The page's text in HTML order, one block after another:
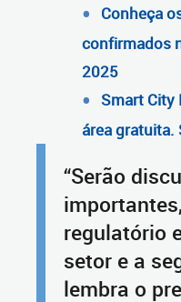
Conheça
confirmados
2025
Smart City
área gratuita.
“Serão
regulatório
setor e a
lembra o